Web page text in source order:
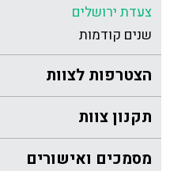
צעדת ירושלים
שנים קודמות
הצטרפות לצוות
תקנון צוות
מסמכים ואישורים